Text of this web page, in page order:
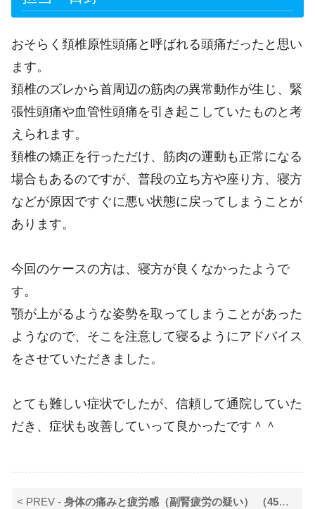
おそらく頚椎原性頭痛と呼ばれる頭痛だったと思い
ます。
頚椎のズレから首周辺の筋肉の異常動作が生じ、緊
張性頭痛や血管性頭痛を引き起こしていたものと考
えられます。
頚椎の矯正を行っただけ、筋肉の運動も正常になる
場合もあるのですが、普段の立ち方や座り方、寝方
などが原因ですぐに悪い状態に戻ってしまうことが
あります。
今回のケースの方は、寝方が良くなかったようで
す。
顎が上がるような姿勢を取ってしまうことがあった
ようなので、そこを注意して寝るようにアドバイス
をさせていただきました。
とても難しい症状でしたが、信頼して通院していた
だき、症状も改善していって良かったです＾＾
< PREV -身体の痛みと疲労感（副腎疲労の疑い） （45歳 /男性 /横浜市在住）